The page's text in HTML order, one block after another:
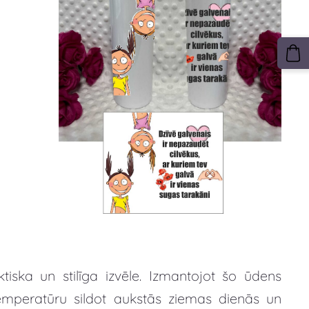
un stilīga izvēle. Izmantojot šo ūdens
sildot aukstās ziemas dienās un